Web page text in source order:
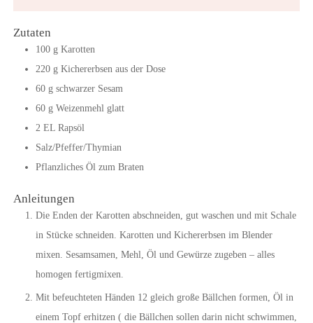
Zutaten
100 g Karotten
220 g Kichererbsen aus der Dose
60 g schwarzer Sesam
60 g Weizenmehl glatt
2 EL Rapsöl
Salz/Pfeffer/Thymian
Pflanzliches Öl zum Braten
Anleitungen
Die Enden der Karotten abschneiden, gut waschen und mit Schale
in Stücke schneiden. Karotten und Kichererbsen im Blender
mixen. Sesamsamen, Mehl, Öl und Gewürze zugeben – alles
homogen fertigmixen.
Mit befeuchteten Händen 12 gleich große Bällchen formen, Öl in
einem Topf erhitzen ( die Bällchen sollen darin nicht schwimmen,